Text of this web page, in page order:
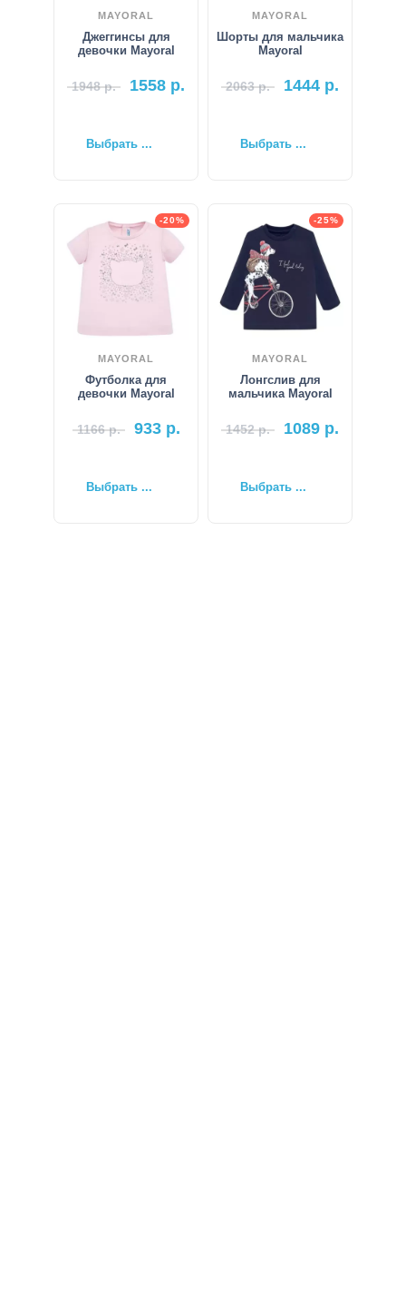
MAYORAL
Джеггинсы для
девочки Mayoral
1948р. 1558 р.
Выбрать ...
MAYORAL
Шорты для мальчика
Mayoral
2063р. 1444 р.
Выбрать ...
-20%
MAYORAL
Футболка для
девочки Mayoral
1166р. 933р.
Выбрать ...
-25%
MAYORAL
Лонгслив для
мальчика Mayoral
1452р. 1089 р.
Выбрать ...